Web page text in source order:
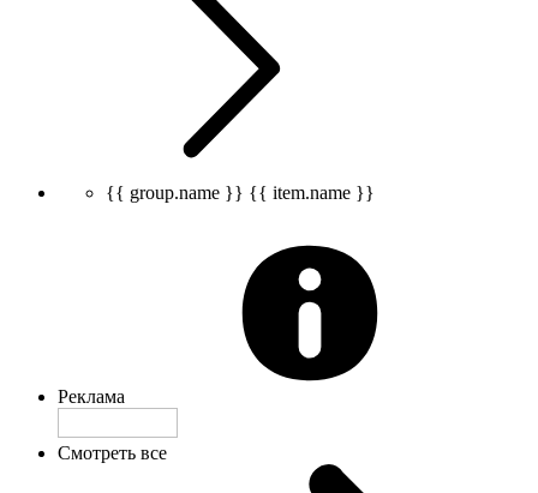
{{ group.name }} {{ item.name }}
Реклама
Смотреть все